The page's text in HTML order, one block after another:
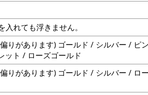
入れても浮きません。
りがあります) ゴールド / シルバー / ピ
ット / ローズゴールド
りがあります) ゴールド / シルバー / ロ